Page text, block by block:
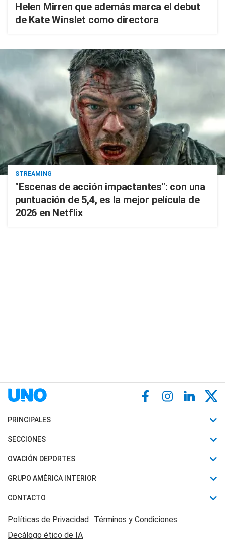
Helen Mirren que además marca el debut
de Kate Winslet como directora
STREAMING
"Escenas de acción impactantes": con una
puntuación de 5,4, es la mejor película de
2026 en Netflix
PRINCIPALES
Últimas Noticias
Política
Judiciales
Economia
SECCIONES
Horóscopo
Motores
Trucos caseros
Series y Películas
OVACIÓN DEPORTES
Fútbol
Mundial
Automovilismo
Rugby
GRUPO AMÉRICA INTERIOR
Canal 7 en Vivo
CONTACTO
Acerca de Nosotros
Contactanos
Políticas de Privacidad Términos y Condiciones
Decálogo ético de IA